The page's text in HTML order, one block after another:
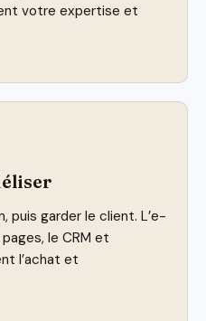
votre expertise et
puis garder le client. L’e-
le CRM et
l’achat et